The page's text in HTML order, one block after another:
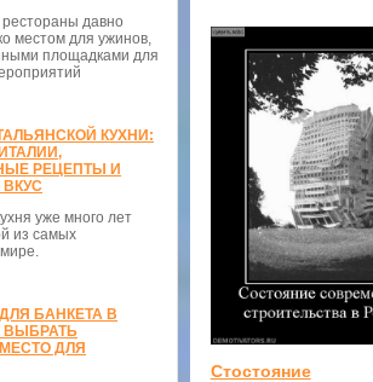
давно
местом для ужинов,
площадками для
КУХНИ:
РЕЦЕПТЫ И
уже много лет
из самых
БАНКЕТА В
ВЫБРАТЬ
ДЛЯ
Стостояние